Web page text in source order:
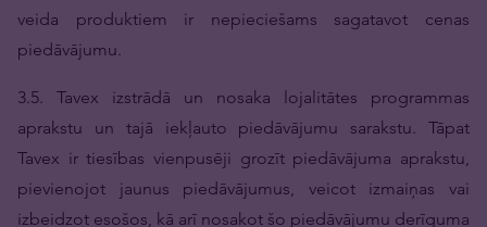
veida produktiem ir nepieciešams sagatavot cenas
piedāvājumu.
3.5. Tavex izstrādā un nosaka lojalitātes programmas
aprakstu un tajā iekļauto piedāvājumu sarakstu. Tāpat
Tavex ir tiesības vienpusēji grozīt piedāvājuma aprakstu,
pievienojot jaunus piedāvājumus, veicot izmaiņas vai
izbeidzot esošos, kā arī nosakot šo piedāvājumu derīguma